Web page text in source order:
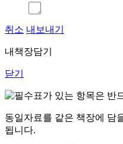
취소 내보내기
내책장담기
닫기
표가 있는 항목은 반
동일자료를 같은 책장에 담
됩니다.